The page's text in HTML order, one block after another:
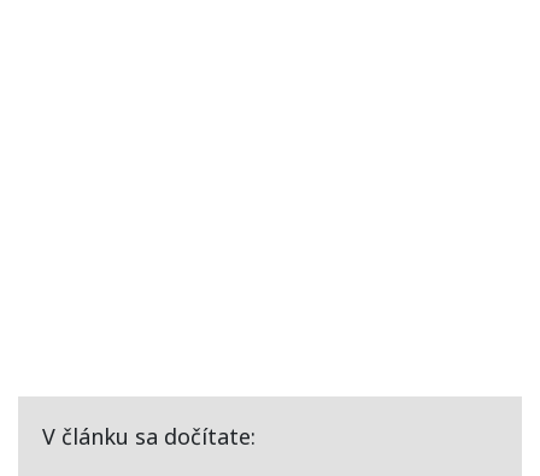
V článku sa dočítate: